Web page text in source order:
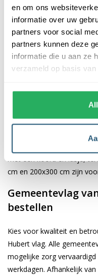
en om ons
informatie over uw
partners voor social
partners kunnen deze
informatie die u aan ze
verzameld op basis
De afwerking van onze
voorzien van een sterke
bijdraagt aan hun
vlag vanMill en Sint
40x60 cm, 70x100 cm,
Afhankelijk van de
voorzien van verschillende
met een koord en lusje,
cm en 200x300 cm zijn
Gemeentevlag
bestellen
Kies voor kwaliteit en
Hubert vlag. Alle
mogelijke zorg
werkdagen. Afhankelijk